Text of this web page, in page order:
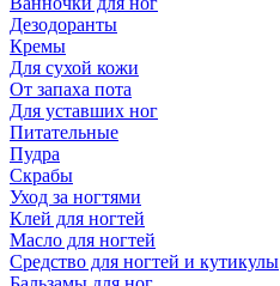
Дезодоранты
Кремы
Для сухой кожи
От запаха пота
Для уставших ног
Питательные
Пудра
Скрабы
Уход за ногтями
Клей для ногтей
Масло для ногтей
Средство для ногтей и кутикулы